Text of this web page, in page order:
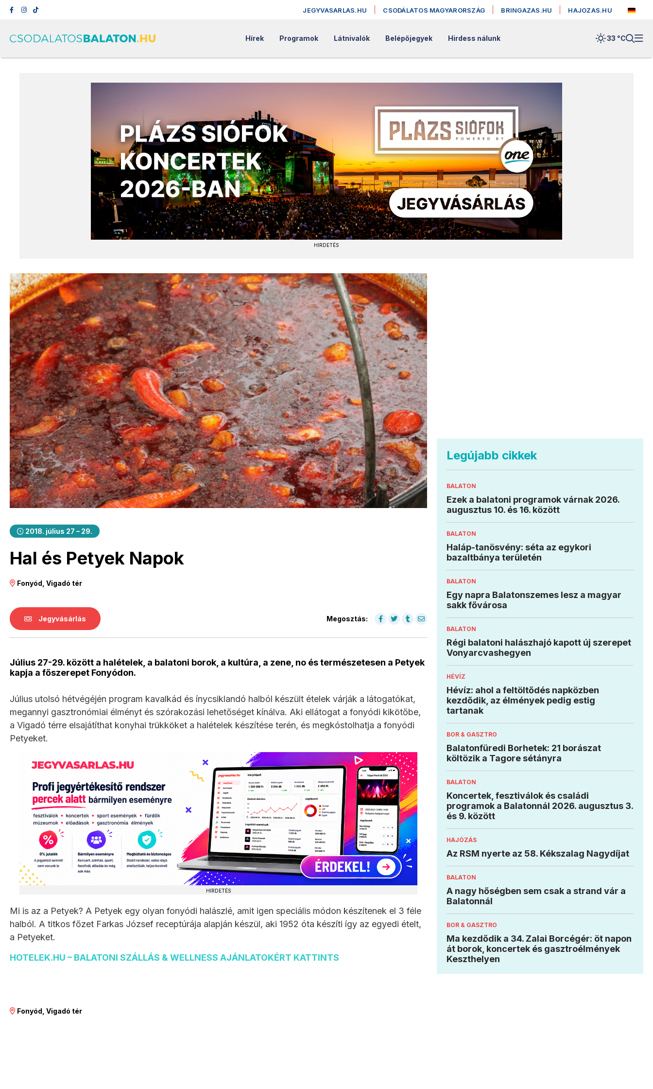
JEGYVASARLAS.HU CSODÁLATOS MAGYARORSZÁG BRINGAZAS.HU HAJOZAS.HU
Hírek Programok Látnivalók Belépőjegyek Hirdess nálunk 33 °C
HIRDETÉS
2018. július 27 – 29.
Hal és Petyek Napok
Fonyód, Vigadó tér
Jegyvásárlás Megosztás:
Július 27-29. között a halételek, a balatoni borok, a kultúra, a zene, no és természetesen a Petyek
kapja a főszerepet Fonyódon.
Július utolsó hétvégéjén program kavalkád és ínycsiklandó halból készült ételek várják a látogatókat,
megannyi gasztronómiai élményt és szórakozási lehetőséget kínálva. Aki ellátogat a fonyódi kikötőbe,
a Vigadó térre elsajátíthat konyhai trükköket a halételek készítése terén, és megkóstolhatja a fonyódi
Petyeket.
HIRDETÉS
Mi is az a Petyek? A Petyek egy olyan fonyódi halászlé, amit igen speciális módon készítenek el 3 féle
halból. A titkos főzet Farkas József receptúrája alapján készül, aki 1952 óta készíti így az egyedi ételt,
a Petyeket.
HOTELEK.HU – BALATONI SZÁLLÁS & WELLNESS AJÁNLATOKÉRT KATTINTS
Fonyód, Vigadó tér
Legújabb cikkek
BALATON
Ezek a balatoni programok várnak 2026.
augusztus 10. és 16. között
BALATON
Haláp-tanösvény: séta az egykori
bazaltbánya területén
BALATON
Egy napra Balatonszemes lesz a magyar
sakk fővárosa
BALATON
Régi balatoni halászhajó kapott új szerepet
Vonyarcvashegyen
HÉVÍZ
Hévíz: ahol a feltöltődés napközben
kezdődik, az élmények pedig estig
tartanak
BOR & GASZTRO
Balatonfüredi Borhetek: 21 borászat
költözik a Tagore sétányra
BALATON
Koncertek, fesztiválok és családi
programok a Balatonnál 2026. augusztus 3.
és 9. között
HAJÓZÁS
Az RSM nyerte az 58. Kékszalag Nagydíjat
BALATON
A nagy hőségben sem csak a strand vár a
Balatonnál
BOR & GASZTRO
Ma kezdődik a 34. Zalai Borcégér: öt napon
át borok, koncertek és gasztroélmények
Keszthelyen